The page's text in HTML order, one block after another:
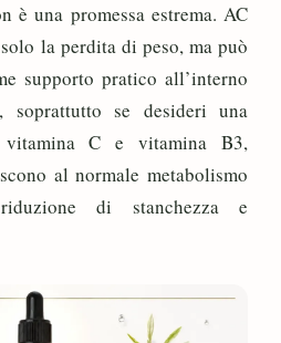
è una promessa estrema. AC
la perdita di peso, ma può
supporto pratico all’interno
soprattutto se desideri una
C e vitamina B3,
al normale metabolismo
di stanchezza e